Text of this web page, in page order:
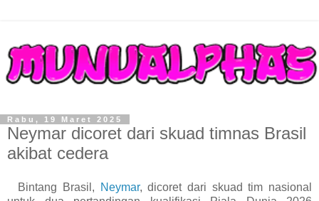
Rabu, 19 Maret 2025
Neymar dicoret dari skuad timnas Brasil
akibat cedera
Bintang Brasil, Neymar, dicoret dari skuad tim nasional